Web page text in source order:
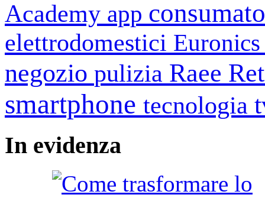
Academy app
elettrodomestici
negozio pulizia Raee
smartphone tecnologia
In evidenza